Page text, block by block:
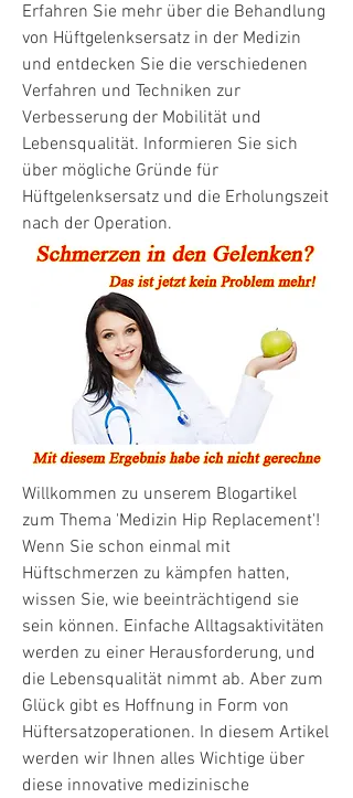
Erfahren Sie mehr über die Behandlung
von Hüftgelenksersatz in der Medizin
und entdecken Sie die verschiedenen
Verfahren und Techniken zur
Verbesserung der Mobilität und
Lebensqualität. Informieren Sie sich
über mögliche Gründe für
Hüftgelenksersatz und die Erholungszeit
nach der Operation.
Willkommen zu unserem Blogartikel
zum Thema 'Medizin Hip Replacement'!
Wenn Sie schon einmal mit
Hüftschmerzen zu kämpfen hatten,
wissen Sie, wie beeinträchtigend sie
sein können. Einfache Alltagsaktivitäten
werden zu einer Herausforderung, und
die Lebensqualität nimmt ab. Aber zum
Glück gibt es Hoffnung in Form von
Hüftersatzoperationen. In diesem Artikel
werden wir Ihnen alles Wichtige über
diese innovative medizinische